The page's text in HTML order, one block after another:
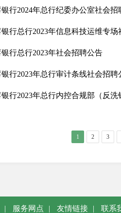
行2024年总行纪委办公室社会招
行总行2023年信息科技运维专场
行总行2023年社会招聘公告
行2023年总行审计条线社会招聘
行2023年总行内控合规部（反
1 2 3
| 服务网点 | 友情链接 | 联系